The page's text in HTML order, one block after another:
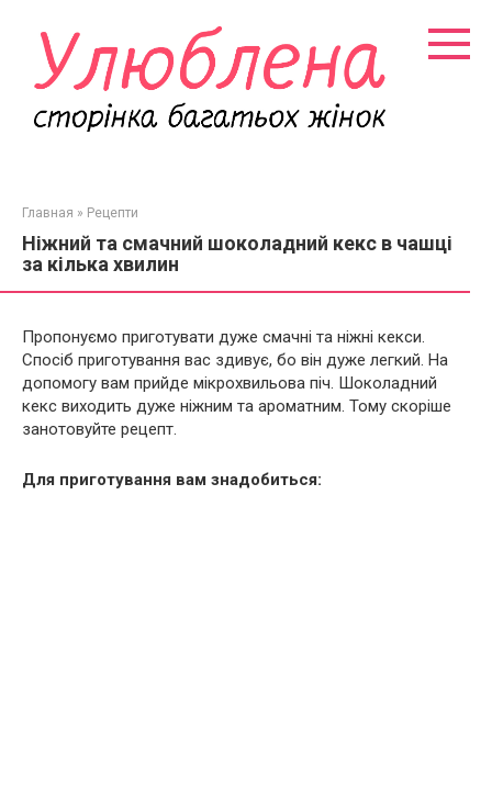
контенту
Главная » Рецепти
Ніжний та смачний шоколадний кекс в чашці
за кілька хвилин
Пропонуємо приготувати дуже смачні та ніжні кекси.
Спосіб приготування вас здивує, бо він дуже легкий. На
допомогу вам прийде мікрохвильова піч. Шоколадний
кекс виходить дуже ніжним та ароматним. Тому скоріше
занотовуйте рецепт.
Для приготування вам знадобиться: